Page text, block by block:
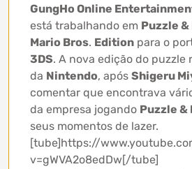
GungHo Online
está trabalhando em Puzzle
Mario Bros. Edition para o
3DS. A nova edição do
da Nintendo, após Shigeru
comentar que encontrava
da empresa jogando Puzzle &
seus momentos de lazer.
[tube]https://
v=gWVA2o8edDw[/tube]